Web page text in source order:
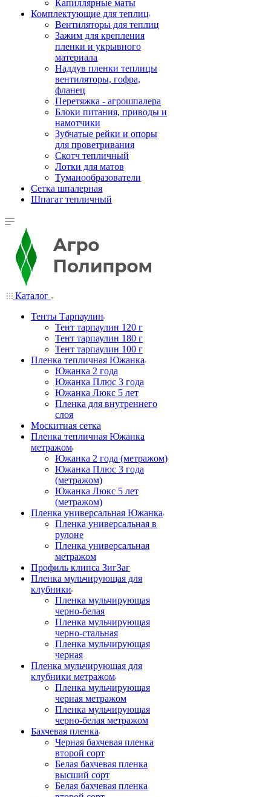
Капиллярные маты
Комплектующие для теплиц
Вентиляторы для теплиц
Зажим для крепления
пленки и укрывного
материала
Наддув пленки теплицы
вентиляторы, гофра,
фланец
Перетяжка - агрошпалера
Блоки питания, приводы и
намотчики
Зубчатые рейки и опоры
для проветривания
Скотч тепличный
Лотки для матов
Туманообразователи
Сетка шпалерная
Шпагат тепличный
Каталог
Тенты Тарпаулин
Тент тарпаулин 120 г
Тент тарпаулин 180 г
Тент тарпаулин 100 г
Пленка тепличная Южанка
Южанка 2 года
Южанка Плюс 3 года
Южанка Люкс 5 лет
Пленка для внутреннего
слоя
Москитная сетка
Пленка тепличная Южанка
метражом
Южанка 2 года (метражом)
Южанка Плюс 3 года
(метражом)
Южанка Люкс 5 лет
(метражом)
Пленка универсальная Южанка
Пленка универсальная в
рулоне
Пленка универсальная
метражом
Профиль клипса ЗигЗаг
Пленка мульчирующая для
клубники
Пленка мульчирующая
черно-белая
Пленка мульчирующая
черно-стальная
Пленка мульчирующая
черная
Пленка мульчирующая для
клубники метражом
Пленка мульчирующая
черная метражом
Пленка мульчирующая
черно-белая метражом
Бахчевая пленка
Черная бахчевая пленка
второй сорт
Белая бахчевая пленка
высший сорт
Белая бахчевая пленка